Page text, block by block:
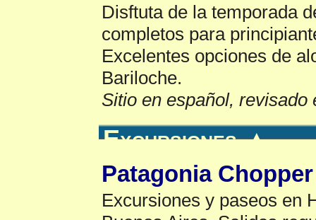
Disftuta de la temporada
completos para
Excelentes opciones de
Bariloche.
Sitio en español, revisado
Excursiones▲
Patagonia
Excursiones y paseos en